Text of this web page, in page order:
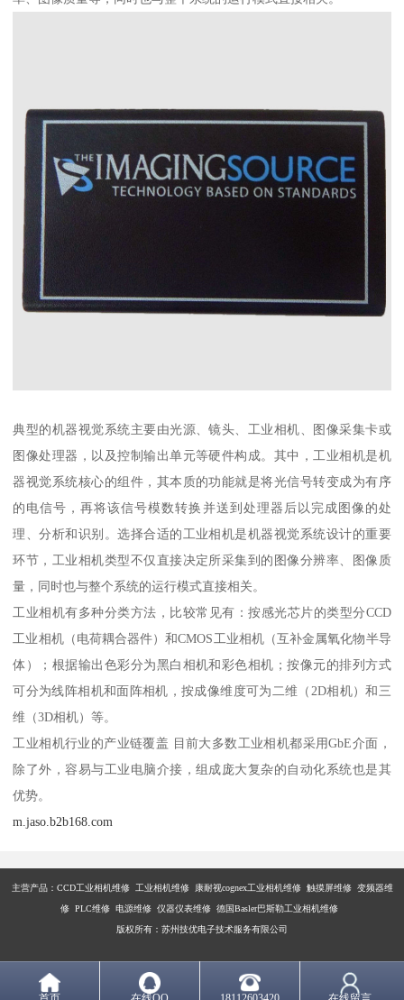
典型的机器视觉系统主要由光源、镜头、工业相机、图像采集卡或
图像处理器，以及控制输出单元等硬件构成。其中，工业相机是机
器视觉系统核心的组件，其本质的功能就是将光信号转变成为有序
的电信号，再将该信号模数转换并送到处理器后以完成图像的处
理、分析和识别。选择合适的工业相机是机器视觉系统设计的重要
环节，工业相机类型不仅直接决定所采集到的图像分辨率、图像质
量，同时也与整个系统的运行模式直接相关。
工业相机有多种分类方法，比较常见有：按感光芯片的类型分CCD
工业相机（电荷耦合器件）和CMOS工业相机（互补金属氧化物半导
体）；根据输出色彩分为黑白相机和彩色相机；按像元的排列方式
可分为线阵相机和面阵相机，按成像维度可为二维（2D相机）和三
维（3D相机）等。
工业相机行业的产业链覆盖 目前大多数工业相机都采用GbE介面，
除了外，容易与工业电脑介接，组成庞大复杂的自动化系统也是其
优势。
m.jaso.b2b168.com
主营产品： CCD工业相机维修 工业相机维修 康耐视cognex工业相机维修 触摸屏维修 变频器维
修 PLC维修 电源维修 仪器仪表维修 德国Basler巴斯勒工业相机维修
版权所有：苏州技优电子技术服务有限公司